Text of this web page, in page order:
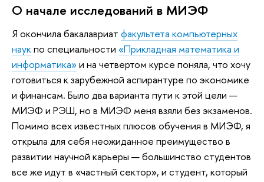
О начале исследований в МИЭФ
Я окончила бакалавриат факультета компьютерных
наукпо специальности «Прикладная математика и
информатика»и на четвертом курсе поняла, что хочу
готовиться к зарубежной аспирантуре по экономике
и финансам. Было два варианта пути к этой цели —
МИЭФ и РЭШ, но в МИЭФ меня взяли без экзаменов.
Помимо всех известных плюсов обучения в МИЭФ, я
открыла для себя неожиданное преимущество в
развитии научной карьеры — большинство студентов
все же идут в «частный сектор», и студент, который